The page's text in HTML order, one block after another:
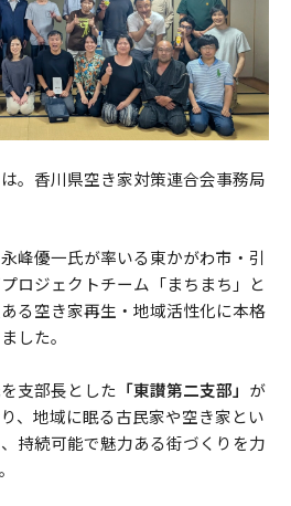
。香川県空き家対策連合会事務局
峰優一氏が率いる東かがわ市・引
ロジェクトチーム「まちまち」と
る空き家再生・地域活性化に本格
した。
支部長とした 「東讃第二支部」 が
、地域に眠る古民家や空き家とい
持続可能で魅力ある街づくりを力